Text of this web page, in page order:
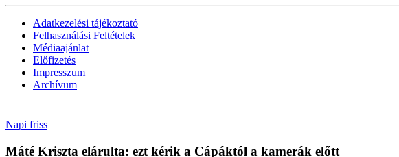
Adatkezelési tájékoztató
Felhasználási Feltételek
Médiaajánlat
Előfizetés
Impresszum
Archívum
Napi friss
Máté Kriszta elárulta: ezt kérik a Cápáktól a kamerák előtt